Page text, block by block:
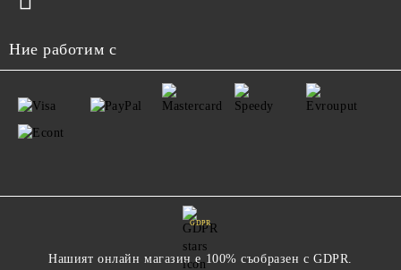
Ние работим с
GDPR
Нашият онлайн магазин е 100% съобразен с GDPR.